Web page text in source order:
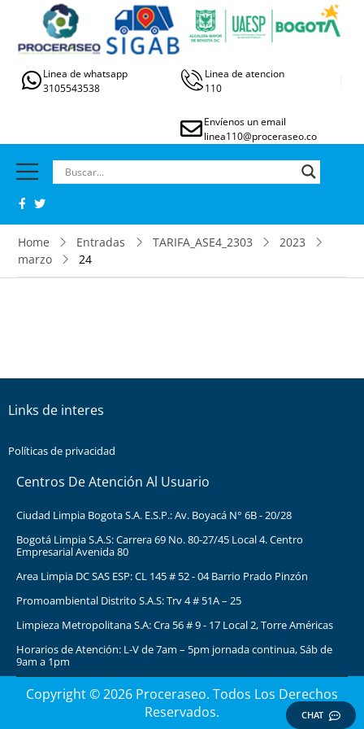
Linea de whatsapp
3105543538
Linea de atencion
110
Envíenos un email
linea110@proceraseo.co
Home Entradas TARIFA_ASE4_2303
2023
marzo
24
Links de interes
Políticas de privacidad
Centros De Atención Al Usuario
Ciudad Limpia Bogota S.A. E.S.P.: Av. Boyacá N° 6B - 20/28
Bogotá Limpia S.A.S: Carrera 69 No. 80-27/45 Local 4. Centro
Empresarial Avenida 80
Area Limpia DC SAS ESP: CL 145 # 52 - 04 Barrio Prado Pinzón
Promoambiental Distrito S.A.S: Trv 4 # 51A – 25
Limpieza Metropolitana S.A: Cra 56 # 9 - 17 Local 2, Torre Américas
Horarios de Atención: L-V de 7am – 5pm jornada continua, Sáb de
9am a 1pm
Copyright © 2026 Proceraseo. Todos Los Derechos
Reservados.
CHAT